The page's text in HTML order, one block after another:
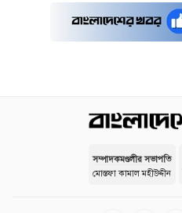
সম্পাদকমণ্ডলীর সভাপতি
মোস্তফা কামাল মহীউদ্দীন